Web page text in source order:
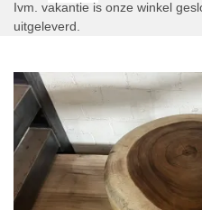
Ivm. vakantie is onze winkel
uitgeleverd.